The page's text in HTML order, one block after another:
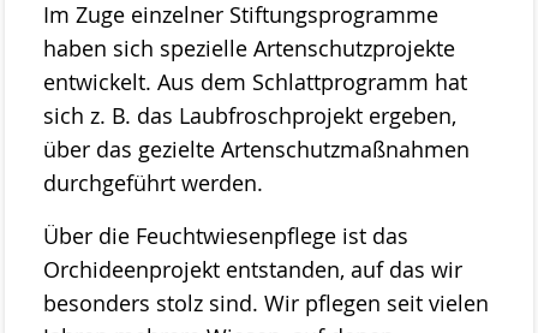
ab 2013 DBU-Projekt
ab 2009 Ausstellung der Stiftung Naturschutz
Meldungen
Über uns
Geschäftsstelle
Die Gremien der Stiftung Naturschutz
Der Vorstand
Im Zuge einzelner Stiftungsprogramme
haben sich spezielle Artenschutzprojekte
entwickelt. Aus dem Schlattprogramm hat
sich z. B. das Laubfroschprojekt ergeben,
über das gezielte Artenschutzmaßnahmen
durchgeführt werden.
Über die Feuchtwiesenpflege ist das
Orchideenprojekt entstanden, auf das wir
besonders stolz sind. Wir pflegen seit vielen